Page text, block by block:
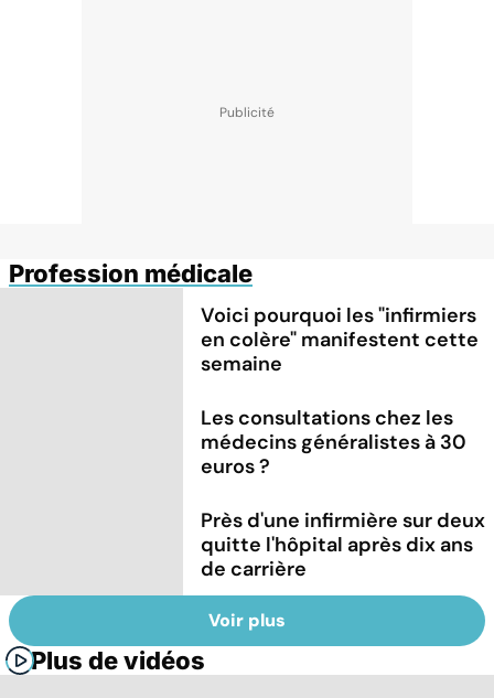
Profession médicale
Voici pourquoi les "infirmiers
en colère" manifestent cette
semaine
Les consultations chez les
médecins généralistes à 30
euros ?
Près d'une infirmière sur deux
quitte l'hôpital après dix ans
de carrière
Voir plus
Plus de vidéos